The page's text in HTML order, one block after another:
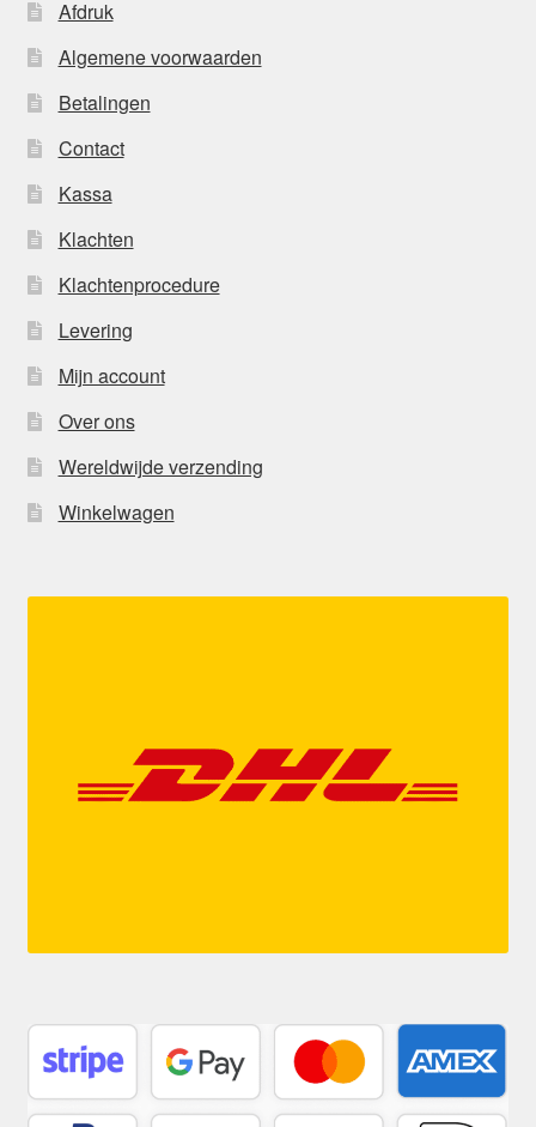
Afdruk
Algemene voorwaarden
Betalingen
Contact
Kassa
Klachten
Klachtenprocedure
Levering
Mijn account
Over ons
Wereldwijde verzending
Winkelwagen